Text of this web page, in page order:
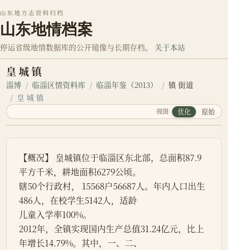
山东地方志资料归档
山东地情档案
停运省级地情数据库的公开镜像与长期存档。 关于本站
皇 城 镇
淄博 临淄区情资料库 临淄年鉴（2013）
镇 街道
皇 城 镇
视图 优化 原始
【概况】 皇城镇位于临淄区东北部，总面积87.9
平方千米，耕地面积6279公顷。
辖50个行政村， 15568户56687人。年内人口出生
486人，在校学生5142人，适龄
儿童入学率100%。
2012年，全镇实现国内生产总值31.24亿元，比上
年增长14.79%。其中，一、二、